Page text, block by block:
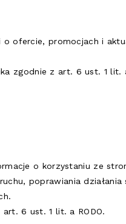
ofercie, promocjach i
zgodnie z art. 6 ust. 1 lit.
o korzystaniu ze
poprawiania działania
6 ust. 1 lit. a RODO.